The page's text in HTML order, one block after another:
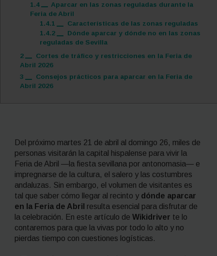
1.4
Aparcar en las zonas reguladas durante la
Feria de Abril
1.4.1
Características de las zonas reguladas
1.4.2
Dónde aparcar y dónde no en las zonas
reguladas de Sevilla
2
Cortes de tráfico y restricciones en la Feria de
Abril 2026
3
Consejos prácticos para aparcar en la Feria de
Abril 2026
Del próximo martes 21 de abril al domingo 26, miles de
personas visitarán la capital hispalense para vivir la
Feria de Abril —la fiesta sevillana por antonomasia— e
impregnarse de la cultura, el salero y las costumbres
andaluzas. Sin embargo, el volumen de visitantes es
tal que saber cómo llegar al recinto y dónde aparcar
en la Feria de Abril resulta esencial para disfrutar de
la celebración. En este artículo de Wikidriver te lo
contaremos para que la vivas por todo lo alto y no
pierdas tiempo con cuestiones logísticas.